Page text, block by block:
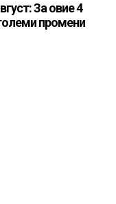
За овие 4
промени